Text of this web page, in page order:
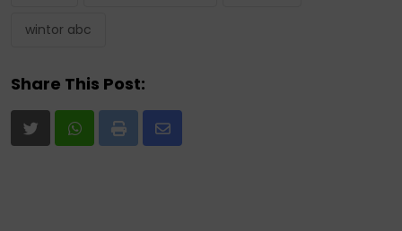
wintor abc
Share This Post:
Print
Share